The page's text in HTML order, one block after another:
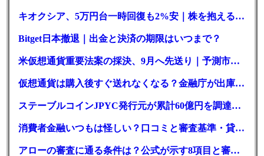
キオクシア、5万円台一時回復も2%安｜株を抱える東芝は純利益30倍
Bitget日本撤退｜出金と決済の期限はいつまで？
米仮想通貨重要法案の採決、9月へ先送り｜予測市場の成立確率は14%に
仮想通貨は購入後すぐ送れなくなる？金融庁が出庫制限を要請
ステーブルコインJPYC発行元が累計60億円を調達、物流大手も出資参画
消費者金融いつもは怪しい？口コミと審査基準・貸付条件を調査
アローの審査に通る条件は？公式が示す8項目と審査時間